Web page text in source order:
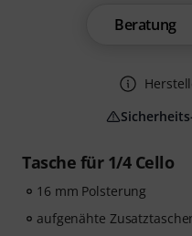
Tasche für 1/4 Cello
16 mm Polsterung
aufgenähte
Beratung